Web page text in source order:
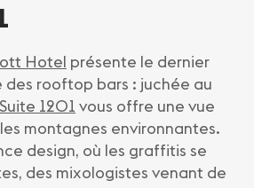
Hotel présente le dernier
des rooftop bars : juchée au
Suite 1201 vous offre une vue
montagnes environnantes.
design, où les graffitis se
des mixologistes venant de